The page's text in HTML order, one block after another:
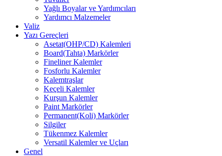
Yağlı Boyalar ve Yardımcıları
Yardımcı Malzemeler
Valiz
Yazı Gereçleri
Asetat(OHP/CD) Kalemleri
Board(Tahta) Markörler
Fineliner Kalemler
Fosforlu Kalemler
Kalemtraşlar
Keçeli Kalemler
Kurşun Kalemler
Paint Markörler
Permanent(Koli) Markörler
Silgiler
Tükenmez Kalemler
Versatil Kalemler ve Uçları
Genel